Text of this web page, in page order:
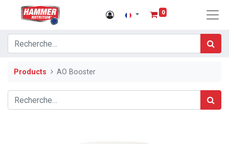
0
Products AO Booster